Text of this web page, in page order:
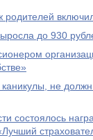
родителей
до 930
не
состоялось